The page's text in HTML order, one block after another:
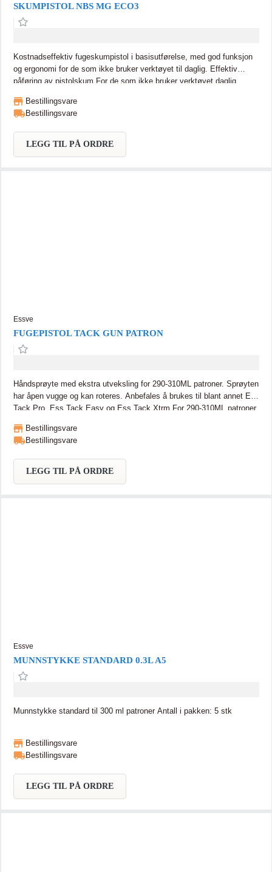
SKUMPISTOL NBS MG ECO3
Kostnadseffektiv fugeskumpistol i basisutførelse, med god funksjon
og ergonomi for de som ikke bruker verktøyet til daglig. Effektiv
påføring av pistolskum For de som ikke bruker verktøyet daglig
Bestillingsvare
Bestillingsvare
LEGG TIL PÅ ORDRE
Essve
FUGEPISTOL TACK GUN PATRON
Håndsprøyte med ekstra utveksling for 290-310ML patroner. Sprøyten
har åpen vugge og kan roteres. Anbefales å brukes til blant annet Ess
Tack Pro, Ess Tack Easy og Ess Tack Xtrm For 290-310ML patroner
Bestillingsvare
Bestillingsvare
LEGG TIL PÅ ORDRE
Essve
MUNNSTYKKE STANDARD 0.3L A5
Munnstykke standard til 300 ml patroner Antall i pakken: 5 stk
Bestillingsvare
Bestillingsvare
LEGG TIL PÅ ORDRE